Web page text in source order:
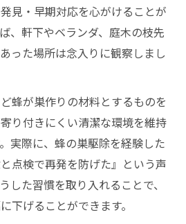
見・早期対応を心がけることが
、軒下やベランダ、庭木の枝先
った場所は念入りに観察しまし
蜂が巣作りの材料とするものを
り付きにくい清潔な環境を維持
実際に、蜂の巣駆除を経験した
点検で再発を防げた』という声
した習慣を取り入れることで、
下げることができます。